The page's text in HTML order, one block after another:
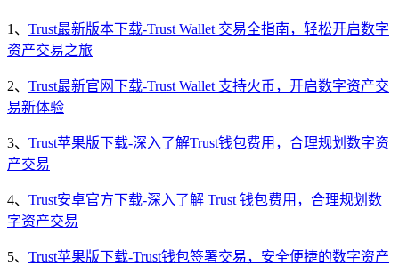
1、 Trust最新版本下载-Trust Wallet 交易全指南，轻松开启数字
资产交易之旅
2、 Trust最新官网下载-Trust Wallet 支持火币，开启数字资产交
易新体验
3、 Trust苹果版下载-深入了解Trust钱包费用，合理规划数字资
产交易
4、 Trust安卓官方下载-深入了解 Trust 钱包费用，合理规划数
字资产交易
5、 Trust苹果版下载-Trust钱包签署交易，安全便捷的数字资产